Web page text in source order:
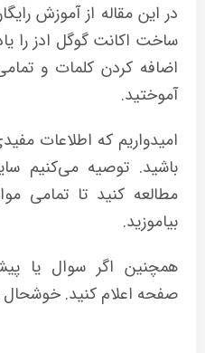
در این مقاله از آموزش
ساخت اکانت گوگل ادز را
اضافه کردن کلمات و
آموختید.
امیدواریم که اطلاعات
باشید. توصیه می‌کنیم
مطالعه کنید تا تمامی
بیاموزید.
همچنین اگر سوال یا
صفحه اعلام کنید.